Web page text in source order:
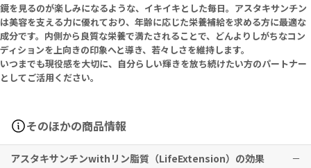
鏡を見るのが楽しみになるような、イキイキとした毎日。アスタキサンチン
は美容を支える力に優れており、年齢に応じた栄養補給を求める方に最適な
成分です。内側から良質な栄養で満たされることで、どんよりしがちなコン
ディションを上向きの印象へと導き、若々しさを維持します。
いつまでも現役感を大切に、自分らしい輝きを放ち続けたい方のパートナー
としてご活用ください。
そのほかの商品情報
アスタキサンチンwithリン脂質（LifeExtension）の効果